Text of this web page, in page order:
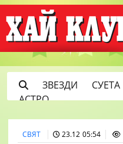
ЗВЕЗДИ СУЕТА
АСТРО
СВЯТ 23.12 05:54